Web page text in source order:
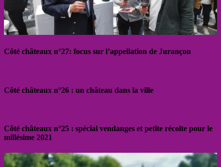
Côté châteaux n°27: focus sur l’appellation de Jurançon
Côté châteaux n°26 : un château dans la ville
Côté châteaux n°25 : spécial vendanges et petite récolte pour le
millésime 2021